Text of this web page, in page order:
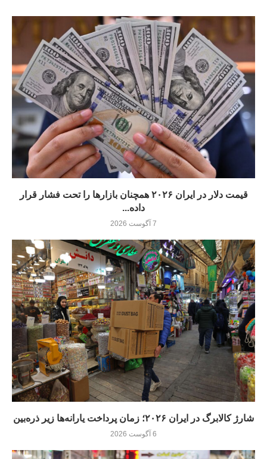
قیمت دلار در ایران ۲۰۲۶ همچنان بازارها را تحت فشار قرار
داده...
7 آگوست 2026
شارژ کالابرگ در ایران ۲۰۲۶؛ زمان پرداخت یارانه‌ها زیر ذره‌بین
6 آگوست 2026